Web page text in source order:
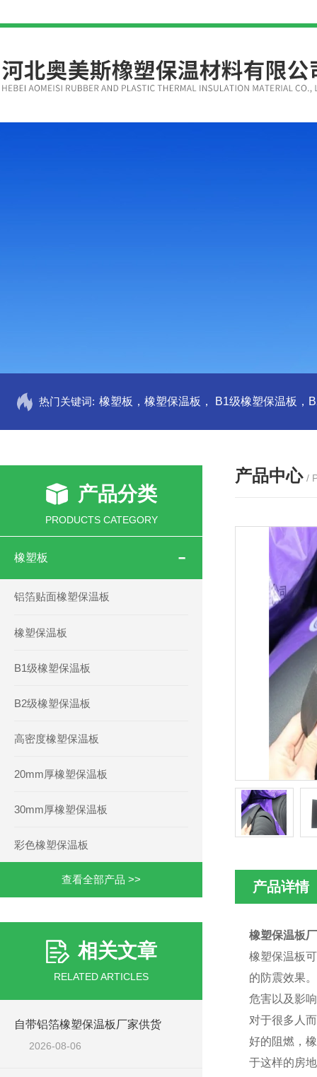
热门关键词:
产品分类
PRODUCTS CATEGORY
橡塑板
铝箔贴面橡塑保温板
橡塑保温板
B1级橡塑保温板
B2级橡塑保温板
高密度橡塑保温板
20mm厚橡塑保温板
30mm厚橡塑保温板
彩色橡塑保温板
查看全部产品 >>
相关文章
RELATED ARTICLES
自带铝箔橡塑保温板厂家供货
2026-08-06
产品中心 /
产品详情
橡塑保温板
橡塑保温板
的防震效果
危害以及影
对于很多人
好的阻燃，
于这样的房